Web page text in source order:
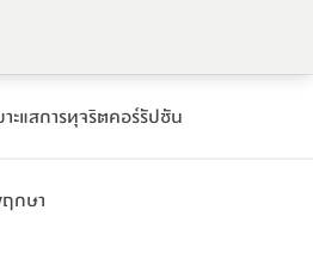
าะแสการทุจริตคอร์รัปชัน
กษา